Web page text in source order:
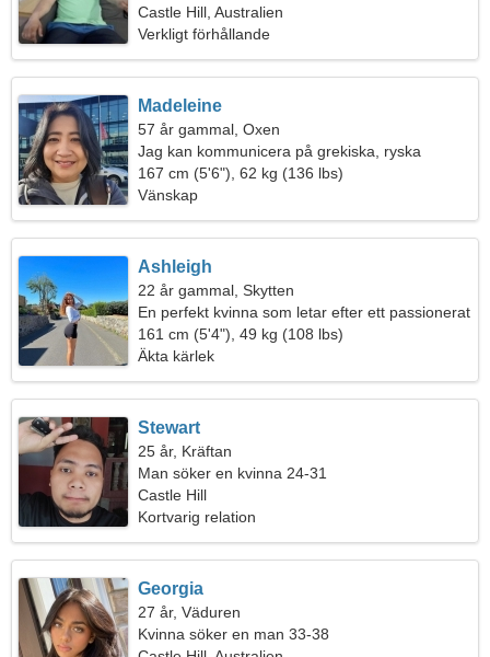
kvinna
Castle Hill, Australien
Verkligt förhållande
Madeleine
57 år gammal, Oxen
Jag kan kommunicera på grekiska, ryska
167 cm (5'6"), 62 kg (136 lbs)
Vänskap
Ashleigh
22 år gammal, Skytten
En perfekt kvinna som letar efter ett passionerat
förhållande
161 cm (5'4"), 49 kg (108 lbs)
Äkta kärlek
Stewart
25 år, Kräftan
Man söker en kvinna 24-31
Castle Hill
Kortvarig relation
Georgia
27 år, Väduren
Kvinna söker en man 33-38